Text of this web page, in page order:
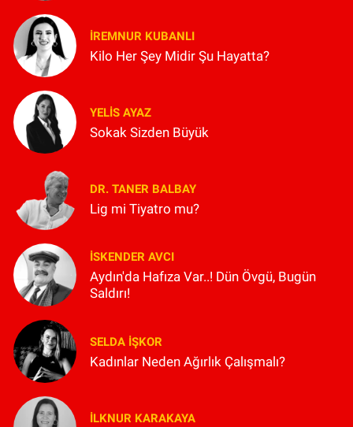
İREMNUR KUBANLI
Kilo Her Şey Midir Şu Hayatta?
YELIS AYAZ
Sokak Sizden Büyük
DR. TANER BALBAY
Lig mi Tiyatro mu?
İSKENDER AVCI
Aydın'da Hafıza Var..! Dün Övgü, Bugün
Saldırı!
SELDA İŞKOR
Kadınlar Neden Ağırlık Çalışmalı?
İLKNUR KARAKAYA